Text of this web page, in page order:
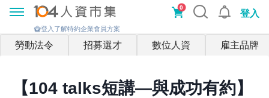
0
登入
登入了解特約企業會員方案
勞動法令 招募選才 數位人資 雇主品牌
【104 talks短講—與成功有約】